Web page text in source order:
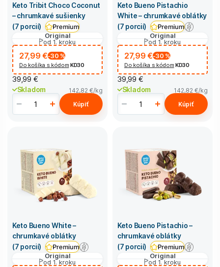
Keto Tribit Choco Coconut
– chrumkavé sušienky
(7 porcií)
Premium
Original
od 1. kroku
27,99 €-30 %
Do košíka s kódom KD30
39,99 €
Skladom 142,82 €/kg
Kúpiť
Keto Bueno Pistachio
White – chrumkavé oblátky
(7 porcií)
Premium
Original
od 1. kroku
27,99 €-30 %
Do košíka s kódom KD30
39,99 €
Skladom 142,82 €/kg
Kúpiť
Keto Bueno White –
chrumkavé oblátky
(7 porcií)
Premium
Original
od 1. kroku
Keto Bueno Pistachio –
chrumkavé oblátky
(7 porcií)
Premium
Original
od 1. kroku